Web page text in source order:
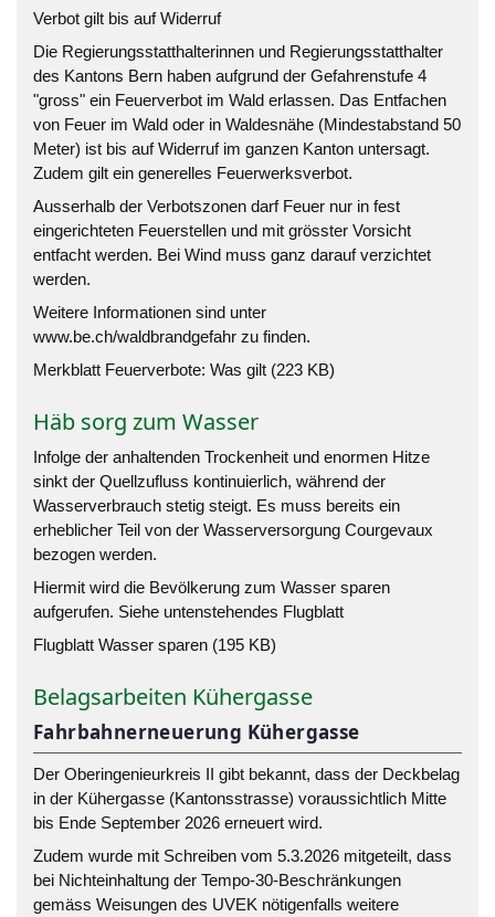
Verbot gilt bis auf Widerruf
Die Regierungsstatthalterinnen und Regierungsstatthalter
des Kantons Bern haben aufgrund der Gefahrenstufe 4
"gross" ein Feuerverbot im Wald erlassen. Das Entfachen
von Feuer im Wald oder in Waldesnähe (Mindestabstand 50
Meter) ist bis auf Widerruf im ganzen Kanton untersagt.
Zudem gilt ein generelles Feuerwerksverbot.
Ausserhalb der Verbotszonen darf Feuer nur in fest
eingerichteten Feuerstellen und mit grösster Vorsicht
entfacht werden. Bei Wind muss ganz darauf verzichtet
werden.
Weitere Informationen sind unter
www.be.ch/waldbrandgefahr zu finden.
Merkblatt Feuerverbote: Was gilt (223 KB)
Häb sorg zum Wasser
Infolge der anhaltenden Trockenheit und enormen Hitze
sinkt der Quellzufluss kontinuierlich, während der
Wasserverbrauch stetig steigt. Es muss bereits ein
erheblicher Teil von der Wasserversorgung Courgevaux
bezogen werden.
Hiermit wird die Bevölkerung zum Wasser sparen
aufgerufen. Siehe untenstehendes Flugblatt
Flugblatt Wasser sparen (195 KB)
Belagsarbeiten Kühergasse
Fahrbahnerneuerung Kühergasse
Der Oberingenieurkreis II gibt bekannt, dass der Deckbelag
in der Kühergasse (Kantonsstrasse) voraussichtlich Mitte
bis Ende September 2026 erneuert wird.
Zudem wurde mit Schreiben vom 5.3.2026 mitgeteilt, dass
bei Nichteinhaltung der Tempo-30-Beschränkungen
gemäss Weisungen des UVEK nötigenfalls weitere